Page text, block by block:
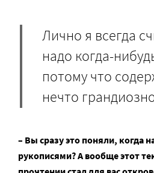
Лично я всегда
надо когда-
потому что
нечто
– Вы сразу это поняли, когда
рукописями? А вообще этот